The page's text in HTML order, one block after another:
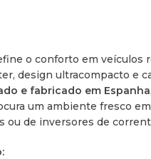
o conforto em veículos
design ultracompacto e
e fabricado em Espanha
um ambiente fresco
ou de inversores de